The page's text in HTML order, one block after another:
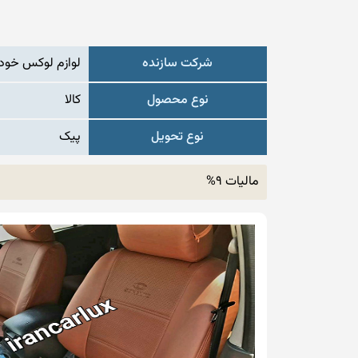
شرکت سازنده
لوازم لوکس
نوع محصول
کالا
نوع تحویل
پیک
مالیات 9%